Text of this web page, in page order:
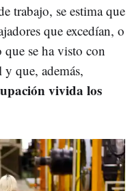
trabajo, se estima que
que excedían, o
se ha visto con
y que, además,
vivida los